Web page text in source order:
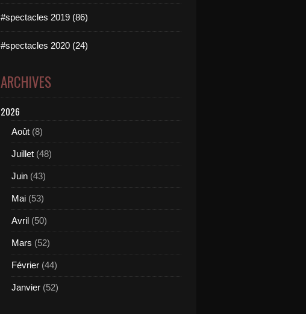
#spectacles 2019 (86)
#spectacles 2020 (24)
ARCHIVES
2026
Août (8)
Juillet (48)
Juin (43)
Mai (53)
Avril (50)
Mars (52)
Février (44)
Janvier (52)